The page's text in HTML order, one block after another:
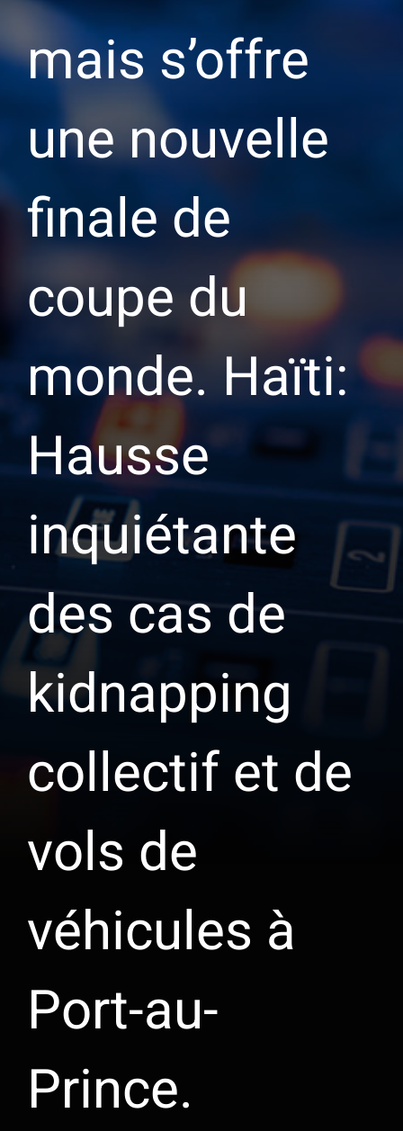
mais s’offre
une nouvelle
finale de
coupe du
monde. Haïti:
Hausse
inquiétante
des cas de
kidnapping
collectif et de
vols de
véhicules à
Port-au-
Prince.